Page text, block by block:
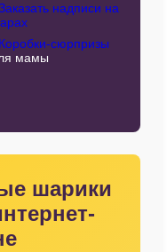
надписи на
Коробки-сюрпризы
мамы
шарики